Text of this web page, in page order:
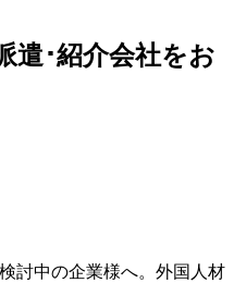
遣･紹介会社をお
討中の企業様へ。外国人材